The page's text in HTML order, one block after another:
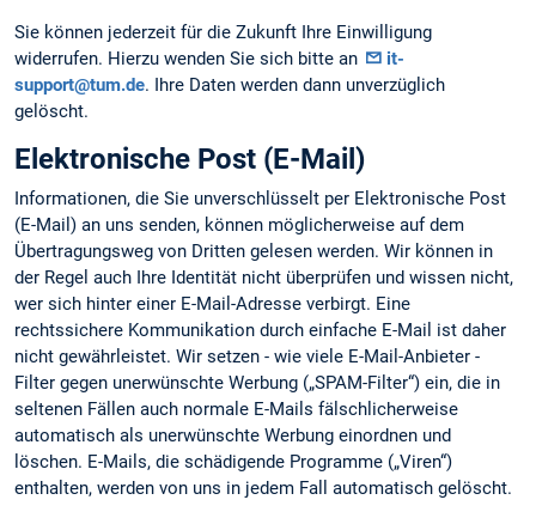
Sie können jederzeit für die Zukunft Ihre Einwilligung
widerrufen. Hierzu wenden Sie sich bitte an
it-
support@tum.de. Ihre Daten werden dann unverzüglich
gelöscht.
Elektronische Post (E-Mail)
Informationen, die Sie unverschlüsselt per Elektronische Post
(E-Mail) an uns senden, können möglicherweise auf dem
Übertragungsweg von Dritten gelesen werden. Wir können in
der Regel auch Ihre Identität nicht überprüfen und wissen nicht,
wer sich hinter einer E-Mail-Adresse verbirgt. Eine
rechtssichere Kommunikation durch einfache E-Mail ist daher
nicht gewährleistet. Wir setzen - wie viele E-Mail-Anbieter -
Filter gegen unerwünschte Werbung („SPAM-Filter“) ein, die in
seltenen Fällen auch normale E-Mails fälschlicherweise
automatisch als unerwünschte Werbung einordnen und
löschen. E-Mails, die schädigende Programme („Viren“)
enthalten, werden von uns in jedem Fall automatisch gelöscht.